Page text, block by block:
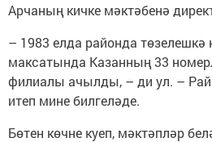
Арчаның кичке мәктәбенә
– 1983 елда районда төзелешкә
максатында Казанның 33
филиалы ачылды, – ди ул. –
итеп мине билгеләде.
Бөтен көчне куеп, мәктәпләр